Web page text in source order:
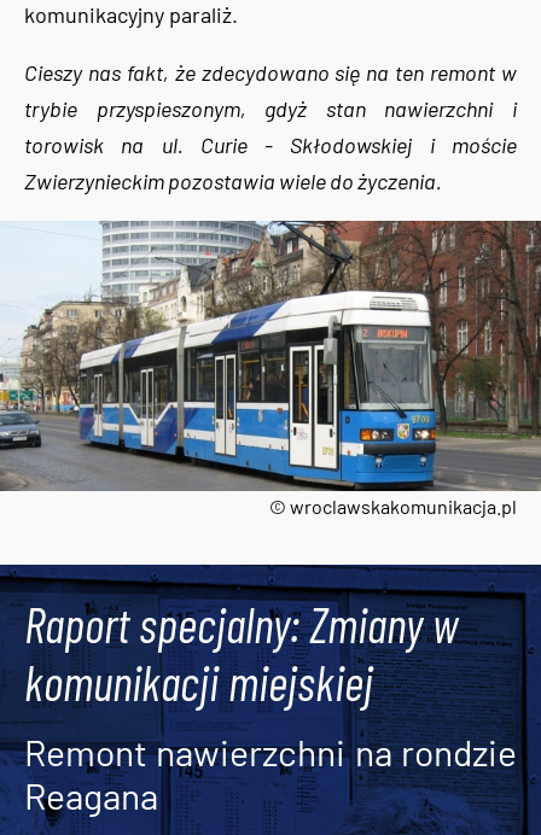
© wroclawskakomunikacja.pl
komunikacyjny paraliż.
Cieszy nas fakt, że zdecydowano się na ten remont w
trybie przyspieszonym, gdyż stan nawierzchni i
torowisk na ul. Curie - Skłodowskiej i moście
Zwierzynieckim pozostawia wiele do życzenia.
Raport specjalny: Zmiany w
komunikacji miejskiej
Remont nawierzchni na rondzie
Reagana